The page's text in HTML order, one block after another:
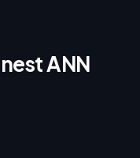
ANN